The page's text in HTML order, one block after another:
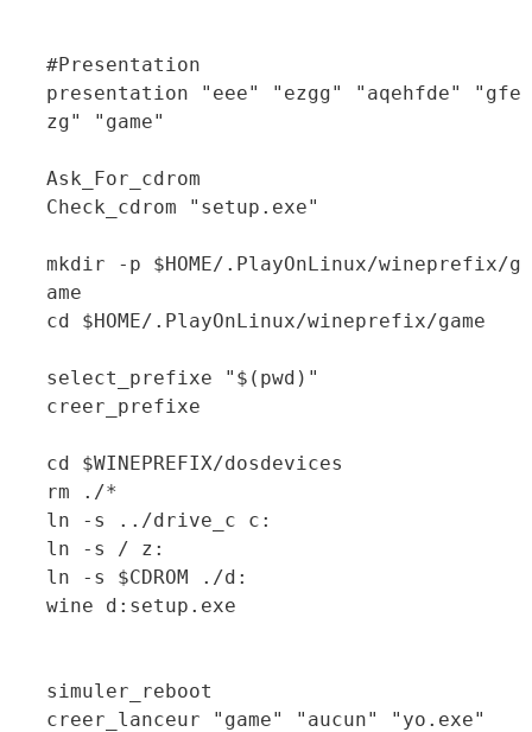
#Presentation
presentation "eee" "ezgg" "aqehfde" "gfe
zg" "game"
Ask_For_cdrom
Check_cdrom "setup.exe"
mkdir -p $HOME/.PlayOnLinux/wineprefix/g
ame
cd $HOME/.PlayOnLinux/wineprefix/game
select_prefixe "$(pwd)"
creer_prefixe
cd $WINEPREFIX/dosdevices
rm ./*
ln -s ../drive_c c:
ln -s / z:
ln -s $CDROM ./d:
wine d:setup.exe
simuler_reboot
creer_lanceur "game" "aucun" "yo.exe"